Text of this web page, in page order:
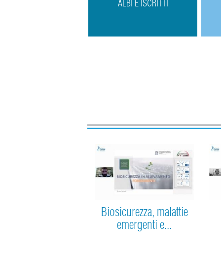
ALBI E ISCRITTI
Biosicurezza, malattie
emergenti e...